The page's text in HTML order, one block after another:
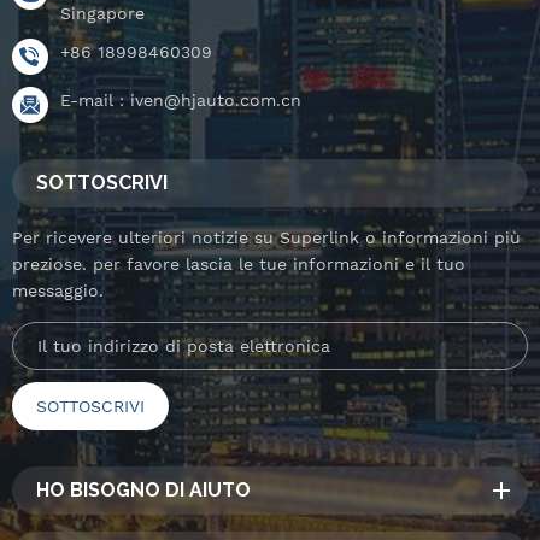
Singapore
+86 18998460309
E-mail :iven@hjauto.com.cn
SOTTOSCRIVI
Per ricevere ulteriori notizie su Superlink o informazioni più
preziose. per favore lascia le tue informazioni e il tuo
messaggio.
HO BISOGNO DI AIUTO